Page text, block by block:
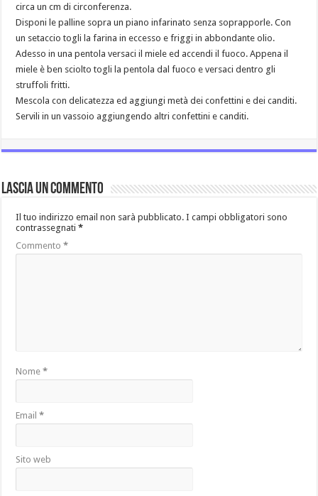
circa un cm di circonferenza.
Disponi le palline sopra un piano infarinato senza soprapporle. Con
un setaccio togli la farina in eccesso e friggi in abbondante olio.
Adesso in una pentola versaci il miele ed accendi il fuoco. Appena il
miele è ben sciolto togli la pentola dal fuoco e versaci dentro gli
struffoli fritti.
Mescola con delicatezza ed aggiungi metà dei confettini e dei canditi.
Servili in un vassoio aggiungendo altri confettini e canditi.
Lascia un commento
Il tuo indirizzo email non sarà pubblicato. I campi obbligatori sono
contrassegnati*
Commento*
Nome*
Email*
Sito web